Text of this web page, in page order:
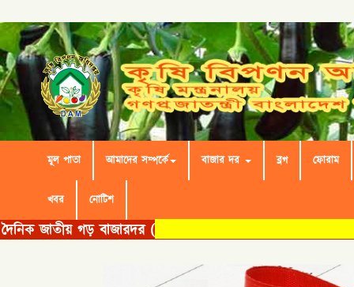
মূল পাতা আমাদের সম্পর্কে বাজার দর ব্লগ ফোরাম
খবর নোটিশ